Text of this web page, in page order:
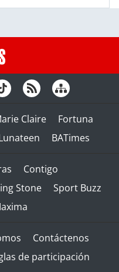
Claire
Fortuna
BATimes
Contigo
Stone
Sport Buzz
Contáctenos
de participación